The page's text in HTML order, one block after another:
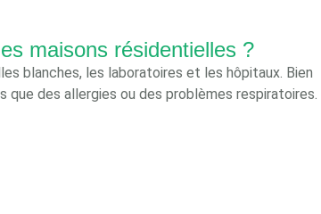
maisons résidentielles ?
blanches, les laboratoires et les hôpitaux. Bien
des allergies ou des problèmes respiratoires.